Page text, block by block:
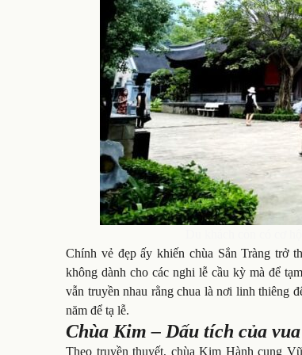
Chính vẻ đẹp ấy khiến chùa Sắn Tràng trở
không dành cho các nghi lễ cầu kỳ mà để
vẫn truyền nhau rằng chua là nơi linh thiêng
năm để tạ lễ.
Chùa Kim – Dấu tích của
Theo truyền thuyết, chùa Kim Hành cung